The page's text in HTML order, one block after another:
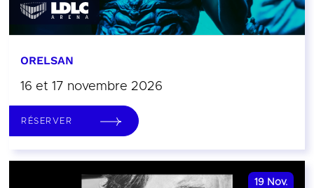
ORELSAN
16 et 17 novembre 2026
RÉSERVER
19 Nov.